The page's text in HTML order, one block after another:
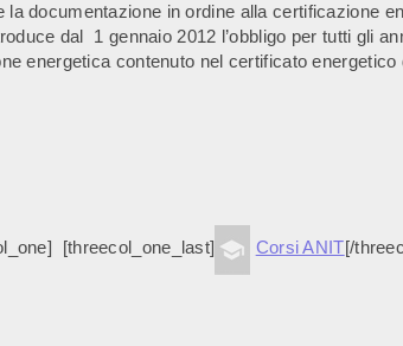
documentazione in ordine alla certificazione
dal 1 gennaio 2012 l’obbligo per tutti gli
energetica contenuto nel certificato energetico
[threecol_one_last] Corsi ANIT[/